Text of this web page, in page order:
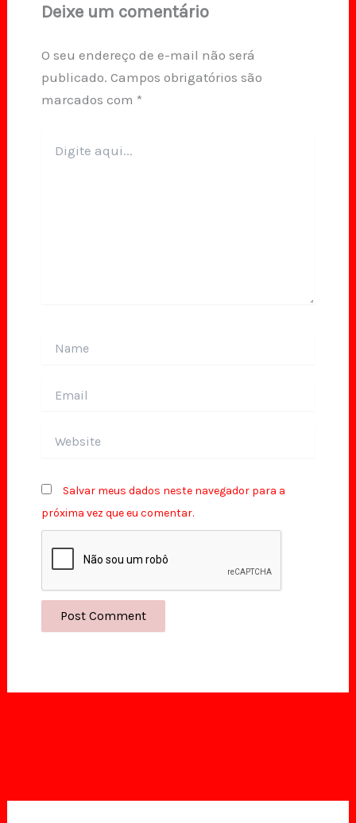
Deixe um comentário
O seu endereço de e-mail não será
publicado. Campos obrigatórios são
marcados com *
aqui...
Salvar meus dados neste navegador para a
próxima vez que eu comentar.